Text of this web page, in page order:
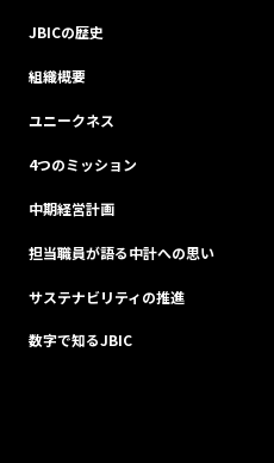
JBICの歴史
組織概要
ユニークネス
4つのミッション
中期経営計画
担当職員が語る中計への思い
サステナビリティの推進
数字で知るJBIC